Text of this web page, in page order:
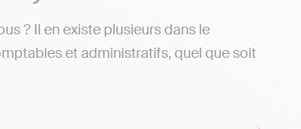
? Il en existe plusieurs dans le
et administratifs, quel que soit